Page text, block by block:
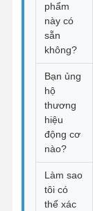
phẩm
này có
sẵn
không?
Bạn ủng
hộ
thương
hiệu
động cơ
nào?
Làm sao
tôi có
thể xác